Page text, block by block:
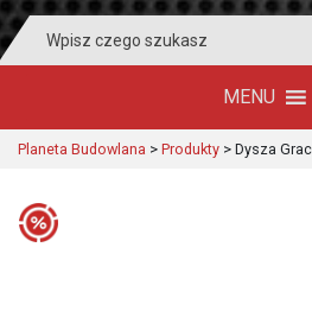
for:
MENU
Planeta Budowlana > Produkty > Dysza